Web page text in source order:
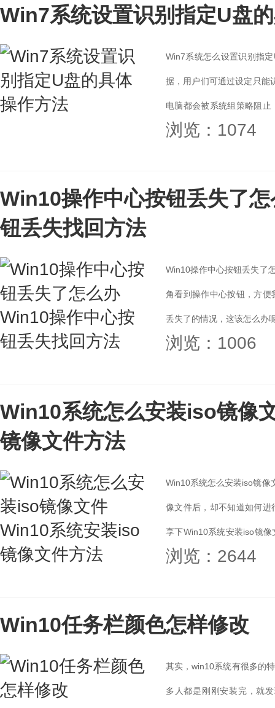
Win7系统设置识别指定U盘
Win7系统怎么设置识别指
据，用户们可通过设定只能
电脑都会被系统组策略阻
具体操作方法。...
浏览：1074
Win10操作中心按钮丢失了
钮丢失找回方法
Win10操作中心按钮丢失了
角看到操作中心按钮，方
丢失了的情况，这该怎么办
回方法。...
浏览：1006
Win10系统怎么安装iso镜像
镜像文件方法
Win10系统怎么安装iso镜像
像文件后，却不知道如何
享下Win10系统安装iso镜
件，防止重要数...
浏览：2644
Win10任务栏颜色怎样修改
其实，win10系统有很多的
多人都是刚刚安装完，就